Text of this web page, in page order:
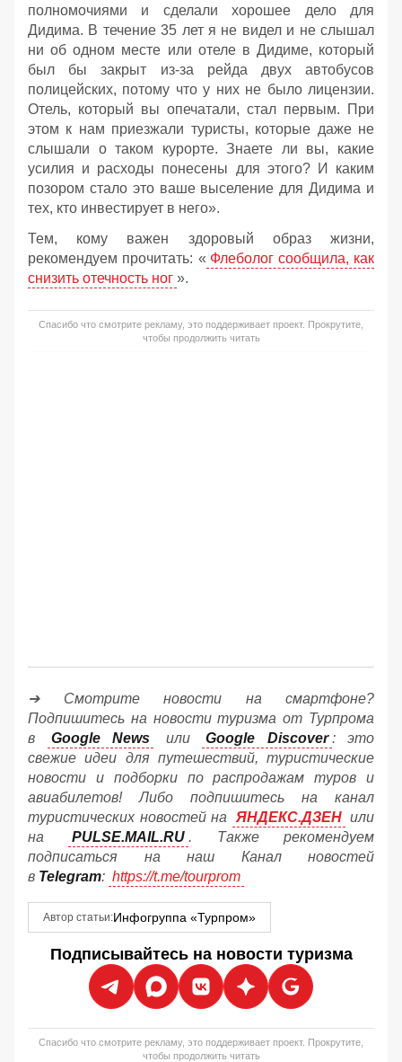
полномочиями и сделали хорошее дело для
Дидима. В течение 35 лет я не видел и не слышал
ни об одном месте или отеле в Дидиме, который
был бы закрыт из-за рейда двух автобусов
полицейских, потому что у них не было лицензии.
Отель, который вы опечатали, стал первым. При
этом к нам приезжали туристы, которые даже не
слышали о таком курорте. Знаете ли вы, какие
усилия и расходы понесены для этого? И каким
позором стало это ваше выселение для Дидима и
тех, кто инвестирует в него».
Тем, кому важен здоровый образ жизни,
рекомендуем прочитать: « Флеболог сообщила, как
снизить отечность ног ».
Спасибо что смотрите рекламу, это поддерживает проект. Прокрутите,
чтобы продолжить читать
➔ Смотрите новости на смартфоне?
Подпишитесь на новости туризма от Турпрома
в
Google News или Google Discover : это
свежие идеи для путешествий, туристические
новости и подборки по распродажам туров и
авиабилетов! Либо подпишитесь на канал
туристических новостей на
ЯНДЕКС.ДЗЕН или
на
PULSE.MAIL.RU . Также рекомендуем
подписаться на наш Канал новостей
в Telegram: https://t.me/tourprom
Автор статьи:Инфогруппа «Турпром»
Подписывайтесь на новости туризма
Спасибо что смотрите рекламу, это поддерживает проект. Прокрутите,
чтобы продолжить читать